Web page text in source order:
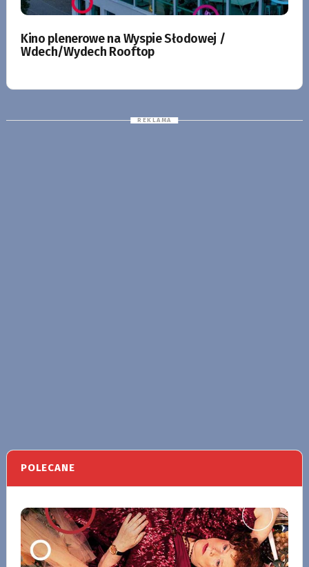
Kino plenerowe na Wyspie Słodowej /
Wdech/Wydech Rooftop
POLECANE